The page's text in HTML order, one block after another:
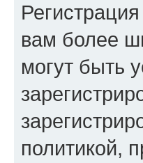
вам более
могут быть
политикой,